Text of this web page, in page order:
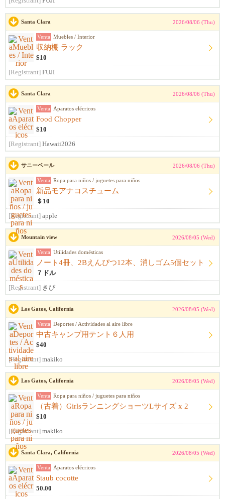
Santa Clara 2026/08/06 (Thu)
Venta Muebles / Interior
収納棚 ラック
$10
[Registrant] FUJI
Santa Clara 2026/08/06 (Thu)
Venta Aparatos elécricos
Food Chopper
$10
[Registrant] Hawaii2026
サニーベール 2026/08/06 (Thu)
Venta Ropa para niños / juguetes para niños
新品モアナコスチューム
＄10
[Registrant] apple
Mountain view 2026/08/05 (Wed)
Venta Utilidades domésticas
ノート4冊、2Bえんぴつ12本、消しゴム5個セット
７ドル
[Registrant] きび
Los Gatos, California 2026/08/05 (Wed)
Venta Deportes / Actividades al aire libre
中古キャンプ用テント６人用
$40
[Registrant] makiko
Los Gatos, California 2026/08/05 (Wed)
Venta Ropa para niños / juguetes para niños
（古着）GirlsランニングショーツLサイズ x 2
$10
[Registrant] makiko
Santa Clara, California 2026/08/05 (Wed)
Venta Aparatos elécricos
Staub cocotte
50.00